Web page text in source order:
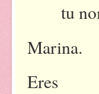
tu
Marina.
Eres